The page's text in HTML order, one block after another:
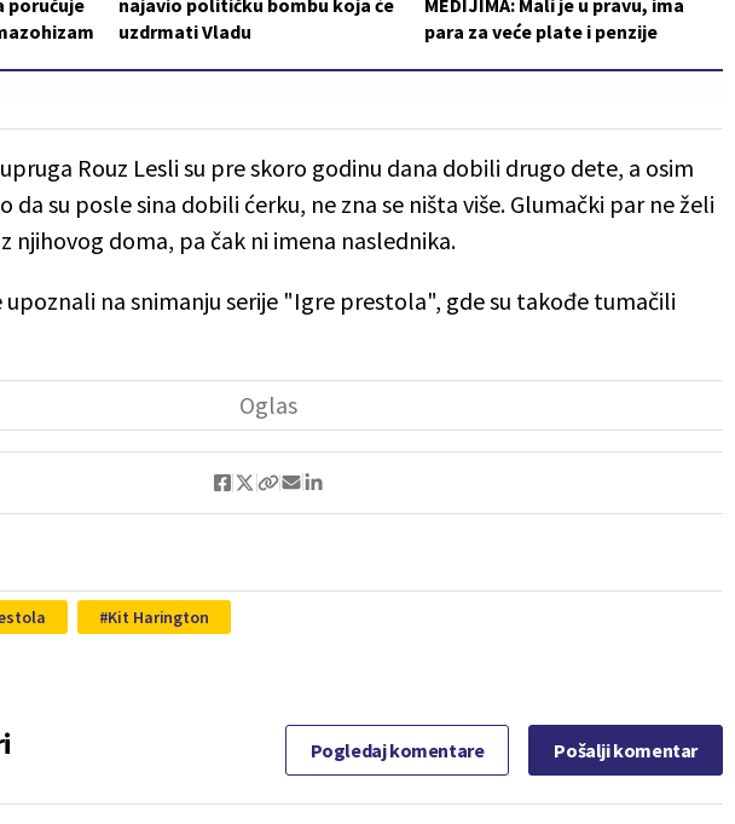
uzdrmati Vladu
para za veće plate i penzije
Rouz Lesli su pre skoro godinu dana dobili drugo dete, a osim
da su posle sina dobili ćerku, ne zna se ništa više. Glumački par ne želi
njihovog doma, pa čak ni imena naslednika.
upoznali na snimanju serije "Igre prestola", gde su takođe tumačili
Kit Harington
Pogledaj komentare Pošalji komentar